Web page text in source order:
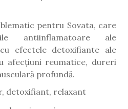
pentru Sovata, care
antiinflamatoare ale
efectele detoxifiante ale
afecțiuni reumatice, dureri
profundă.
detoxifiant, relaxant